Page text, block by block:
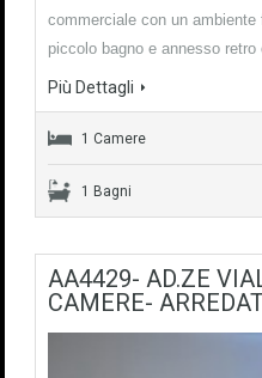
commerciale con un ambiente
piccolo bagno e annesso retro
Più Dettagli
1 Camere
1 Bagni
AA4429- AD.ZE
CAMERE-